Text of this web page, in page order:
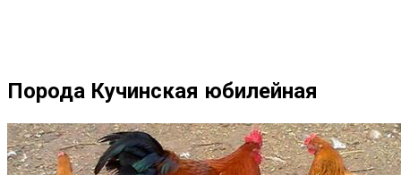
Порода Кучинская юбилейная